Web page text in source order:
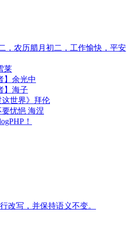
，农历腊月初二，工作愉快，平安
莱
】余光中
】海子
这世界》拜伦
忧悒 海涅
！
改写，并保持语义不变。